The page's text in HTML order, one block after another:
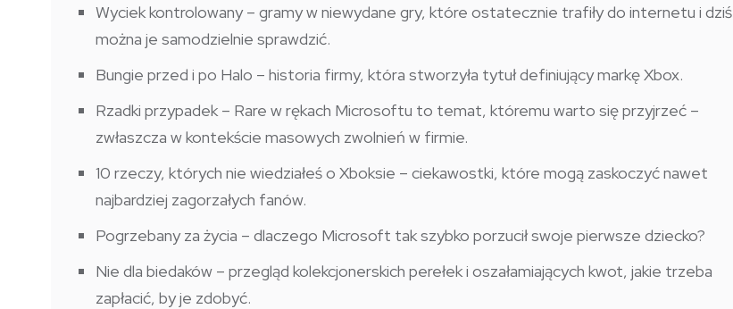
Wyciek kontrolowany – gramy w niewydane gry, które ostatecznie trafiły do internetu i dziś
można je samodzielnie sprawdzić.
Bungie przed i po Halo – historia firmy, która stworzyła tytuł definiujący markę Xbox.
Rzadki przypadek – Rare w rękach Microsoftu to temat, któremu warto się przyjrzeć –
zwłaszcza w kontekście masowych zwolnień w firmie.
10 rzeczy, których nie wiedziałeś o Xboksie – ciekawostki, które mogą zaskoczyć nawet
najbardziej zagorzałych fanów.
Pogrzebany za życia – dlaczego Microsoft tak szybko porzucił swoje pierwsze dziecko?
Nie dla biedaków – przegląd kolekcjonerskich perełek i oszałamiających kwot, jakie trzeba
zapłacić, by je zdobyć.